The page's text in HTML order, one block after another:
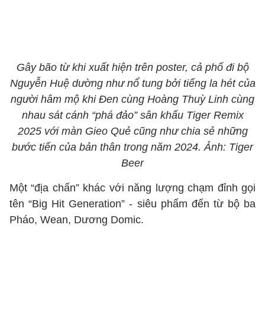
Gây bão từ khi xuất hiện trên poster, cả phố đi bộ
Nguyễn Huệ dường như nổ tung bởi tiếng la hét của
người hâm mộ khi Đen cùng Hoàng Thuỳ Linh cùng
nhau sát cánh “phá đảo” sân khấu Tiger Remix
2025 với màn Gieo Quẻ cũng như chia sẻ những
bước tiến của bản thân trong năm 2024. Ảnh: Tiger
Beer
Một “địa chấn” khác với năng lượng chạm đỉnh gọi
tên “Big Hit Generation” - siêu phẩm đến từ bộ ba
Pháo, Wean, Dương Domic.